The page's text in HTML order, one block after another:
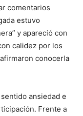
comentarios
estuvo
y apareció con
calidez por los
conocerla
ansiedad e
Frente a